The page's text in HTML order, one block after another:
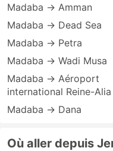
Madaba → Amman
Madaba → Dead Sea
Madaba → Petra
Madaba → Wadi Musa
Madaba → Aéroport
international Reine-Alia
Madaba → Dana
Où aller depuis